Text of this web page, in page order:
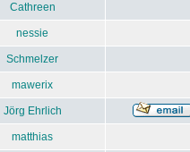
Cathreen
nessie
Schmelzer
mawerix
Jörg Ehrlich
matthias